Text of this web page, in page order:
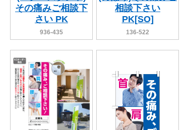
その痛みご相談下
さい PK
936-435
相談下さい
PK[SO]
136-522